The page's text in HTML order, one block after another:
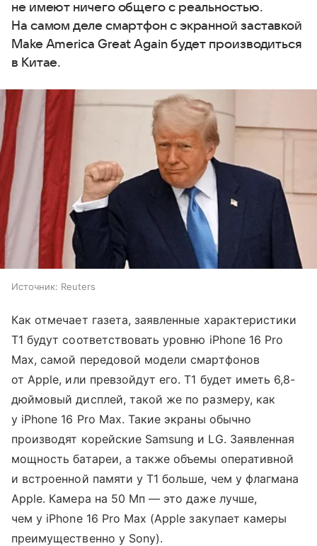
не имеют ничего общего с реальностью.
На самом деле смартфон с экранной заставкой
Make America Great Again будет производиться
в Китае.
Источник: Reuters
Как отмечает газета, заявленные характеристики
T1 будут соответствовать уровню iPhone 16 Pro
Max, самой передовой модели смартфонов
от Apple, или превзойдут его. T1 будет иметь 6,8-
дюймовый дисплей, такой же по размеру, как
у iPhone 16 Pro Max. Такие экраны обычно
производят корейские Samsung и LG. Заявленная
мощность батареи, а также объемы оперативной
и встроенной памяти у T1 больше, чем у флагмана
Apple. Камера на 50 Мп — это даже лучше,
чем у iPhone 16 Pro Max (Apple закупает камеры
преимущественно у Sony).